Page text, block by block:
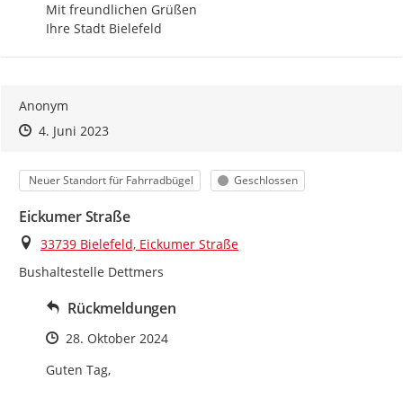
Mit freundlichen Grüßen
Ihre Stadt Bielefeld
Anonym
Zeitpunkt des Erstellens
Zeitpunkt des Erstellens
4. Juni 2023Zur Äußerung
Kategorie
Neuer Standort für Fahrradbügel Status
Geschlossen
Eickumer Straße
Ort
33739 Bielefeld, Eickumer Straße
Bushaltestelle Dettmers
Rückmeldungen
Zeitpunkt des Erstellens
28. Oktober 2024
Guten Tag,